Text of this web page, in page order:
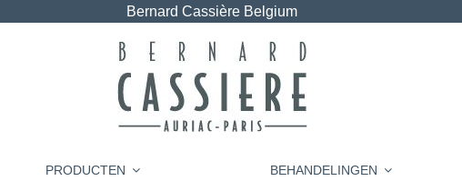
Bernard Cassière Belgium
PRODUCTEN BEHANDELINGEN